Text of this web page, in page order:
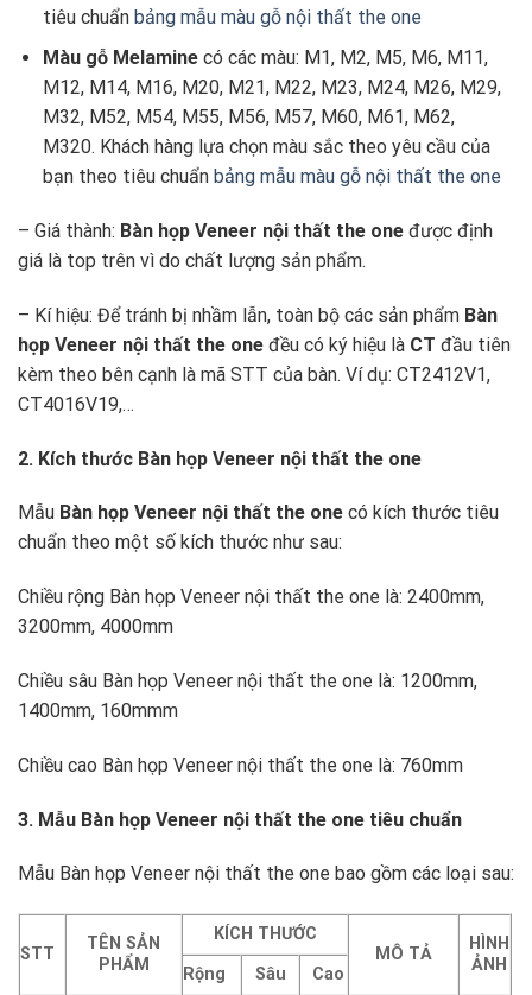
tiêu chuẩn bảng mẫu màu gỗ nội thất the one
Màu gỗ Melaminecó các màu: M1, M2, M5, M6, M11,
M12, M14, M16, M20, M21, M22, M23, M24, M26, M29,
M32, M52, M54, M55, M56, M57, M60, M61, M62,
M320. Khách hàng lựa chọn màu sắc theo yêu cầu của
bạn theo tiêu chuẩn bảng mẫu màu gỗ nội thất the one
– Giá thành: Bàn họp Veneer nội thất the one được định
giá là top trên vì do chất lượng sản phẩm.
– Kí hiệu: Để tránh bị nhầm lẫn, toàn bộ các sản phẩm Bàn
họp Veneer nội thất the one đều có ký hiệu là CT đầu tiên
kèm theo bên cạnh là mã STT của bàn. Ví dụ: CT2412V1,
CT4016V19,…
2. Kích thước Bàn họp Veneer nội thất the one
Mẫu Bàn họp Veneer nội thất the one có kích thước tiêu
chuẩn theo một số kích thước như sau:
Chiều rộng Bàn họp Veneer nội thất the one là: 2400mm,
3200mm, 4000mm
Chiều sâu Bàn họp Veneer nội thất the one là: 1200mm,
1400mm, 160mmm
Chiều cao Bàn họp Veneer nội thất the one là: 760mm
3. Mẫu Bàn họp Veneer nội thất the one tiêu chuẩn
Mẫu Bàn họp Veneer nội thất the one bao gồm các loại sau:
STT
TÊN SẢN
PHẨM
KÍCH THƯỚC
MÔ TẢ
HÌNH
ẢNH
Rộng Sâu Cao